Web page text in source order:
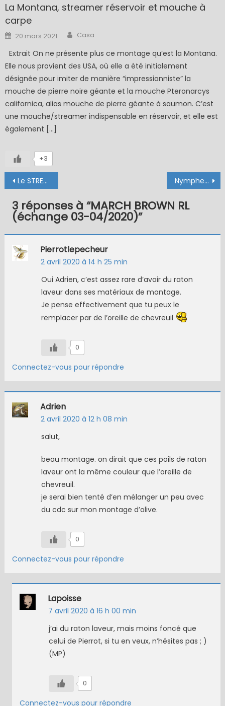
La Montana, streamer réservoir et mouche à
carpe
Posted
on
20 mars 2021 Author
Casa
Extrait On ne présente plus ce montage qu’est la Montana.
Elle nous provient des USA, où elle a été initialement
désignée pour imiter de manière “impressionniste” la
mouche de pierre noire géante et la mouche Pteronarcys
californica, alias mouche de pierre géante à saumon. C’est
une mouche/streamer indispensable en réservoir, et elle est
également […]
+3
Navigation
de
l’article
Le STREAMER LAPIN Nymphe Facile
3 réponses à “MARCH BROWN RL
(échange 03-04/2020)”
Pierrotlepecheur
2 avril 2020 à 14 h 25 min
Oui Adrien, c’est assez rare d’avoir du raton
laveur dans ses matériaux de montage.
Je pense effectivement que tu peux le
remplacer par de l’oreille de chevreuil
0
Connectez-vous pour répondre
Adrien
2 avril 2020 à 12 h 08 min
salut,
beau montage. on dirait que ces poils de raton
laveur ont la même couleur que l’oreille de
chevreuil.
je serai bien tenté d’en mélanger un peu avec
du cdc sur mon montage d’olive.
0
Connectez-vous pour répondre
Lapoisse
7 avril 2020 à 16 h 00 min
j’ai du raton laveur, mais moins foncé que
celui de Pierrot, si tu en veux, n’hésites pas ; )
(MP)
0
Connectez-vous pour répondre